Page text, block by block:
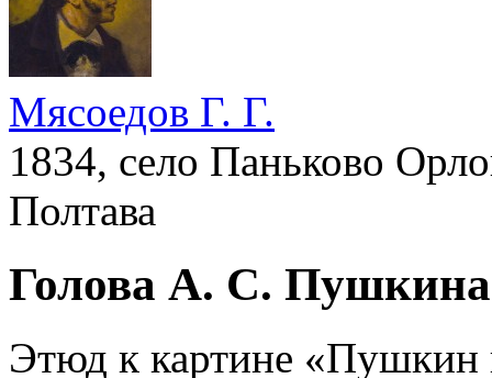
Мясоедов Г. Г.
1834, село Паньково
Полтава
Голова А. С. Пушкина
Этюд к картине «Пушкин